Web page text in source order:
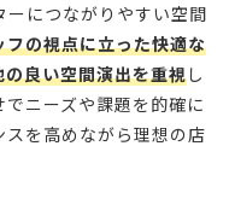
につながりやすい空間
フの視点に立った快適な
良い空間演出を重視し
ニーズや課題を的確に
を高めながら理想の店